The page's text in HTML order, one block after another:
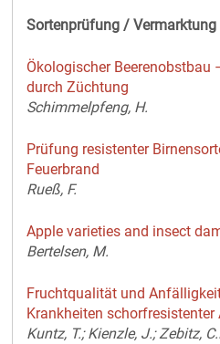
Sortenprüfung / Vermarktung
Ökologischer Beerenobstbau
durch Züchtung
Schimmelpfeng, H.
Prüfung resistenter
Feuerbrand
Rueß, F.
Apple varieties and insect
Bertelsen, M.
Fruchtqualität und
Krankheiten schorfresistenter
Kuntz, T.; Kienzle, J.; Zebitz,